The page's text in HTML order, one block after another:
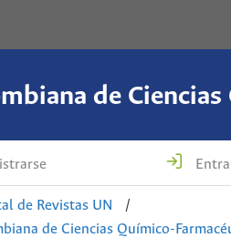
de Revistas UN
/
de Ciencias Químico-